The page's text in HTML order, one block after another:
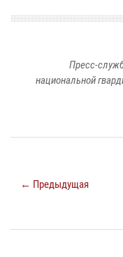
Пресс-
национальной
← Предыдущая